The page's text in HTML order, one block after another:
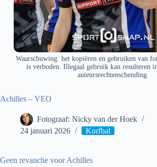
Waarschuwing: het kopiëren en gebruiken van
is verboden. Illegaal gebruik kan resulteren
auteursrechtenschending.
Achilles – VEO
Fotograaf: Nicky van der Hoek
24 januari 2026
Korfbal
Geen revanche voor Achilles